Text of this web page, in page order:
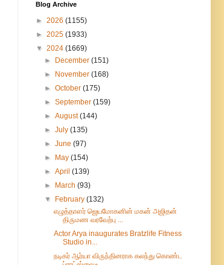
Blog Archive
► 2026 (1155)
► 2025 (1933)
▼ 2024 (1669)
►
December(151)
►
November(168)
►October(175)
►September(159)
►August(144)
►July(135)
►June(97)
►
May(154)
►April(139)
►
March(93)
▼
February(132)
எழுத்தாளர் ஜெயமோகனின் மகன் அஜிதன்
திருமண வரவேற்பு ...
Actor Arya inaugurates Bratzlife Fitness
Studio in...
நடிகர் ஆர்யா விருந்தினராக கலந்து கொண்ட